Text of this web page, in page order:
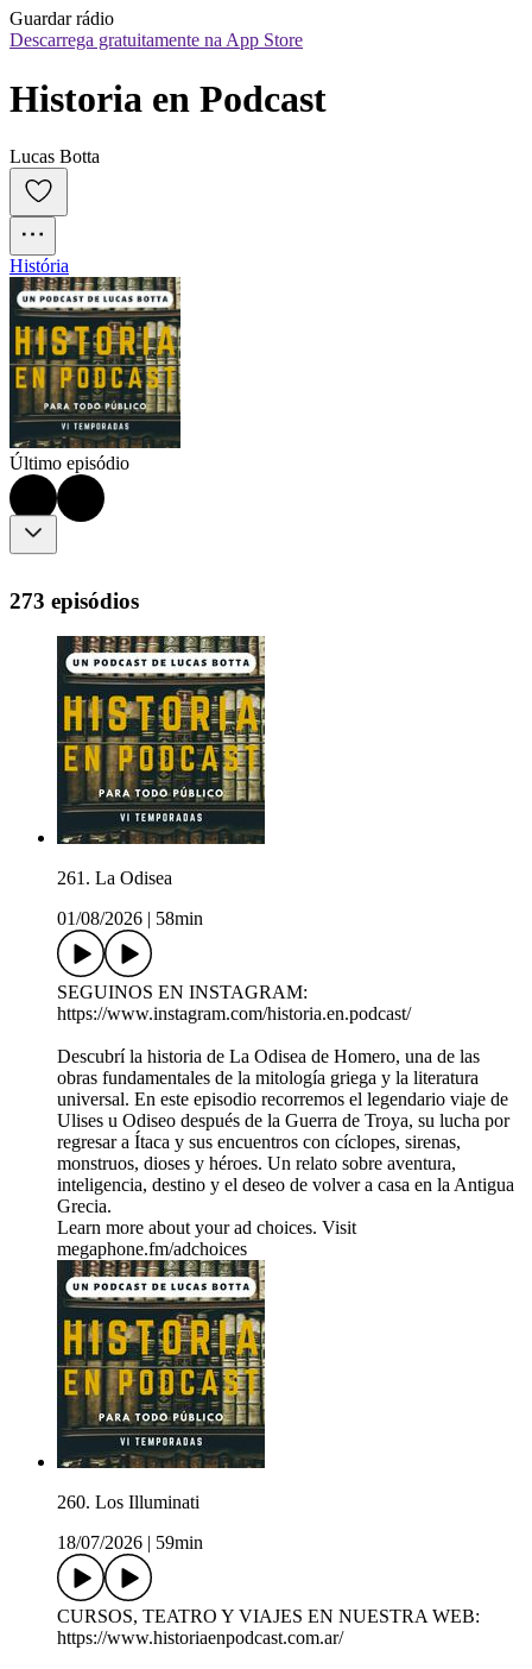
Guardar rádio
Descarrega gratuitamente na App Store
Historia en Podcast
Lucas Botta
História
Último episódio
273 episódios
261. La Odisea
01/08/2026
58min
SEGUINOS EN INSTAGRAM:
https://www.instagram.com/historia.en.podcast/
Descubrí la historia de La Odisea de Homero, una de las
obras fundamentales de la mitología griega y la literatura
universal. En este episodio recorremos el legendario viaje de
Ulises u Odiseo después de la Guerra de Troya, su lucha por
regresar a Ítaca y sus encuentros con cíclopes, sirenas,
monstruos, dioses y héroes. Un relato sobre aventura,
inteligencia, destino y el deseo de volver a casa en la Antigua
Grecia.
Learn more about your ad choices. Visit
megaphone.fm/adchoices
260. Los Illuminati
18/07/2026
59min
CURSOS, TEATRO Y VIAJES EN NUESTRA WEB:
https://www.historiaenpodcast.com.ar/